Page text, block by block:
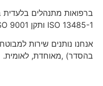
ברפואות מתנהלים בלעדית
ISO 13485-1 ותקן ISO 9001.
אנחנו נותנים שירות
בהסדר) ,מאוחדת, לאומית.